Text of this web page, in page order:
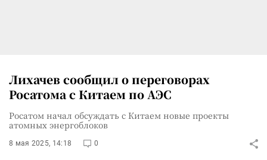
Лихачев сообщил о переговорах
Росатома с Китаем по АЭС
Росатом начал обсуждать с Китаем новые проекты
атомных энергоблоков
8 мая 2025, 14:18 0